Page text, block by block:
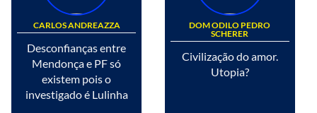
CARLOS ANDREAZZA
Desconfianças entre
Mendonça e PF só
existem pois o
investigado é Lulinha
DOM ODILO PEDRO
SCHERER
Civilização do amor.
Utopia?